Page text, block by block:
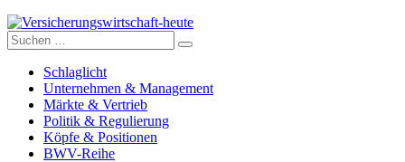
Versicherungswirtschaft-heute
Suche
nach:
Schlaglicht
Unternehmen & Management
Märkte & Vertrieb
Politik & Regulierung
Köpfe & Positionen
BWV-Reihe